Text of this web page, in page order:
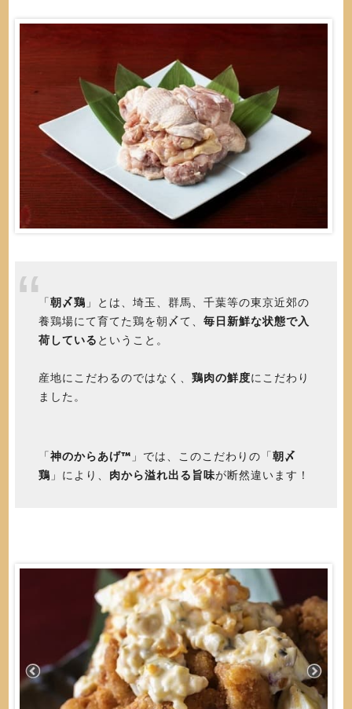
「朝〆鶏 」とは、埼玉、群馬、千葉等の東京近郊の
養鶏場にて育てた鶏を朝〆て、 毎日新鮮な状態で入
荷している ということ。
産地にこだわるのではなく、 鶏肉の鮮度にこだわり
ました。
「神のからあげ™️ 」では、このこだわりの「朝〆
鶏 」により、 肉から溢れ出る旨味が断然違います！